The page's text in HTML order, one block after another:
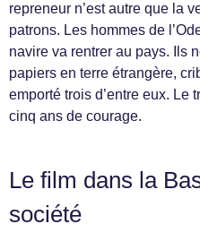
repreneur n’est autre que la
patrons. Les hommes de
navire va rentrer au pays. Ils
papiers en terre étrangère,
emporté trois d’entre eux. Le
cinq ans de courage.
Le film dans la
société